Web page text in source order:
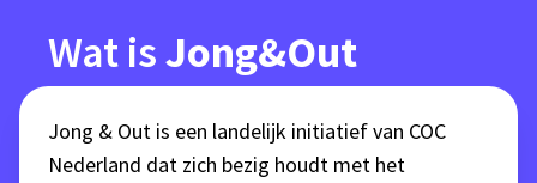
Wat isJong&Out
Jong & Out is een landelijk initiatief van COC
Nederland dat zich bezig houdt met het